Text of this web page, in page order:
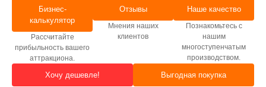
Бизнес-
калькулятор
Рассчитайте
прибыльность вашего
аттракциона.
Отзывы
Мнения наших
клиентов
Наше качество
Познакомьтесь с
нашим
многоступенчатым
производством.
Хочу дешевле! Выгодная покупка